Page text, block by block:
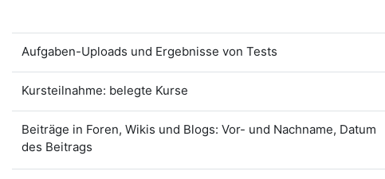
Aufgaben-Uploads und Ergebnisse von Tests
Kursteilnahme: belegte Kurse
Beiträge in Foren, Wikis und Blogs: Vor- und Nachname, Datum
des Beitrags